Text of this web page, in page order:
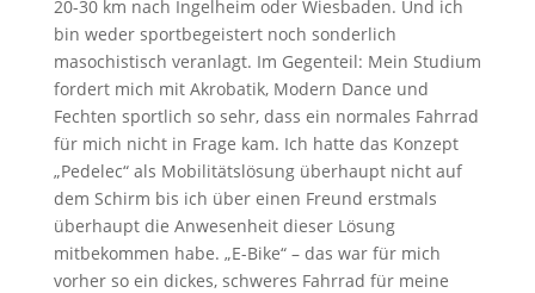
20-30 km nach Ingelheim oder Wiesbaden. Und ich
bin weder sportbegeistert noch sonderlich
masochistisch veranlagt. Im Gegenteil: Mein Studium
fordert mich mit Akrobatik, Modern Dance und
Fechten sportlich so sehr, dass ein normales Fahrrad
für mich nicht in Frage kam. Ich hatte das Konzept
„Pedelec“ als Mobilitätslösung überhaupt nicht auf
dem Schirm bis ich über einen Freund erstmals
überhaupt die Anwesenheit dieser Lösung
mitbekommen habe. „E-Bike“ – das war für mich
vorher so ein dickes, schweres Fahrrad für meine